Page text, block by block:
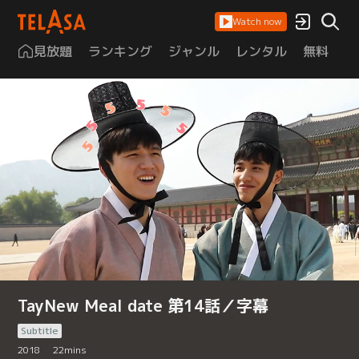
Watch now
見放題 ランキング ジャンル レンタル 無料
TayNew Meal date 第14話／字幕
Subtitle
2018
22mins